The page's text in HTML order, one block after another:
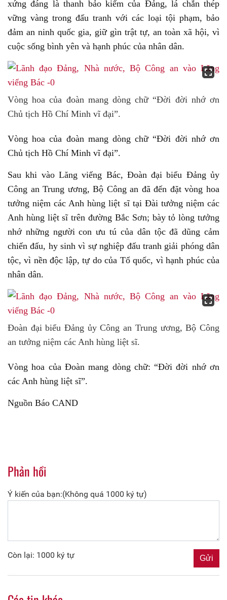
xứng đáng là thanh bảo kiếm của Đảng, lá chắn thép
vững vàng trong đấu tranh với các loại tội phạm, bảo
đảm an ninh quốc gia, giữ gìn trật tự, an toàn xã hội, vì
cuộc sống bình yên và hạnh phúc của nhân dân.
Vòng hoa của đoàn mang dòng chữ “Đời đời nhớ ơn
Chủ tịch Hồ Chí Minh vĩ đại”.
Vòng hoa của đoàn mang dòng chữ “Đời đời nhớ ơn
Chủ tịch Hồ Chí Minh vĩ đại”.
Sau khi vào Lăng viếng Bác, Đoàn đại biểu Đảng ủy
Công an Trung ương, Bộ Công an đã đến đặt vòng hoa
tưởng niệm các Anh hùng liệt sĩ tại Đài tưởng niệm các
Anh hùng liệt sĩ trên đường Bắc Sơn; bày tỏ lòng tưởng
nhớ những người con ưu tú của dân tộc đã dũng cảm
chiến đấu, hy sinh vì sự nghiệp đấu tranh giải phóng dân
tộc, vì nền độc lập, tự do của Tổ quốc, vì hạnh phúc của
nhân dân.
Đoàn đại biểu Đảng ủy Công an Trung ương, Bộ Công
an tưởng niệm các Anh hùng liệt sĩ.
Vòng hoa của Đoàn mang dòng chữ: “Đời đời nhớ ơn
các Anh hùng liệt sĩ”.
Nguồn Báo CAND
Phản hồi
Ý kiến của bạn:(Không quá 1000 ký tự)
Còn lại: 1000 ký tự